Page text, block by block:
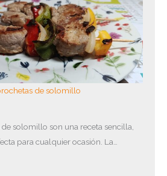
de solomillo
solomillo son una receta sencilla,
para cualquier ocasión. La…